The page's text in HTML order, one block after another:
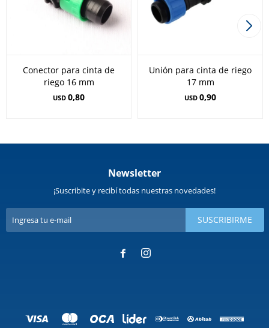
Conector para cinta de
riego 16 mm
USD 0,80
Unión para cinta de riego
17 mm
USD 0,90
Newsletter
¡Suscribite y recibí todas nuestras novedades!
SUSCRIBIRME
 